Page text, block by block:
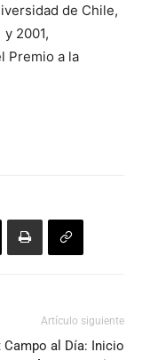
de Chile,
2001,
Premio a la
Artículo siguiente
Campo al Día: Inicio